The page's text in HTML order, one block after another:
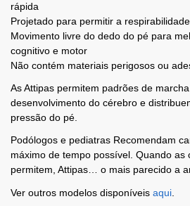
rápida
Projetado para permitir a respirabilidade
Movimento livre do dedo do pé para
cognitivo e motor
Não contém materiais perigosos ou
As Attipas permitem padrões de
desenvolvimento do cérebro e
pressão do pé.
Podólogos e pediatras Recomendam
máximo de tempo possível. Quando as
permitem, Attipas… o mais parecido a
Ver outros modelos disponíveis aqui